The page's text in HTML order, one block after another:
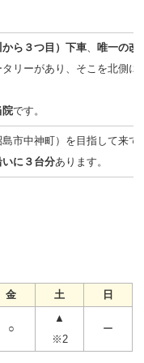
から３つ目）下車、唯一の改
リーがあり、そこを北側に
院です。
島市中神町）を目指して来て
に３台分あります。
金 土 日
○
▲
※2
ー